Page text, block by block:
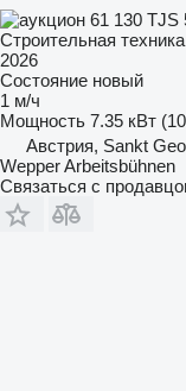
61 130 TJS
Строительная
2026
Состояние новый
1 м/ч
Мощность 7.35 кВт
Австрия, Sankt
Wepper Arbeitsbühnen
Связаться с